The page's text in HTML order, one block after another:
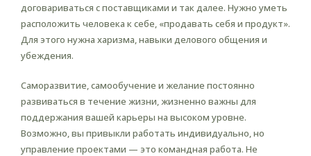
договариваться с поставщиками и так далее. Нужно уметь
расположить человека к себе, «продавать себя и продукт».
Для этого нужна харизма, навыки делового общения и
убеждения.
Саморазвитие, самообучение и желание постоянно
развиваться в течение жизни, жизненно важны для
поддержания вашей карьеры на высоком уровне.
Возможно, вы привыкли работать индивидуально, но
управление проектами — это командная работа. Не